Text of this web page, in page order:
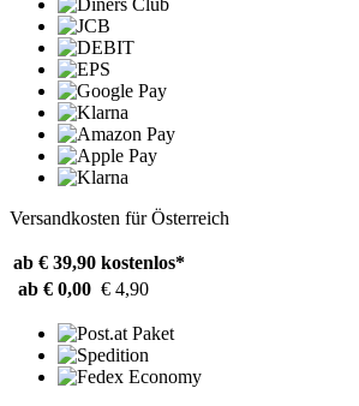
Versandkosten für Österreich
ab € 39,90 kostenlos*
ab € 0,00 € 4,90